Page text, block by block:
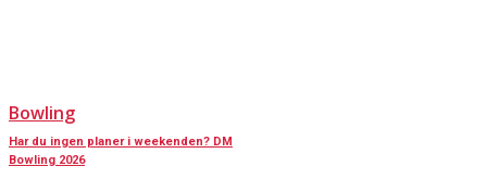
Bowling
Har du ingen planer i weekenden? DM
Bowling 2026